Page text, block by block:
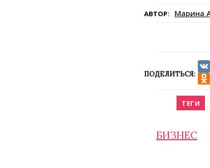
АВТОР: Марина
ПОДЕЛИТЬСЯ:
VK
ТЕГИ
БИЗНЕС